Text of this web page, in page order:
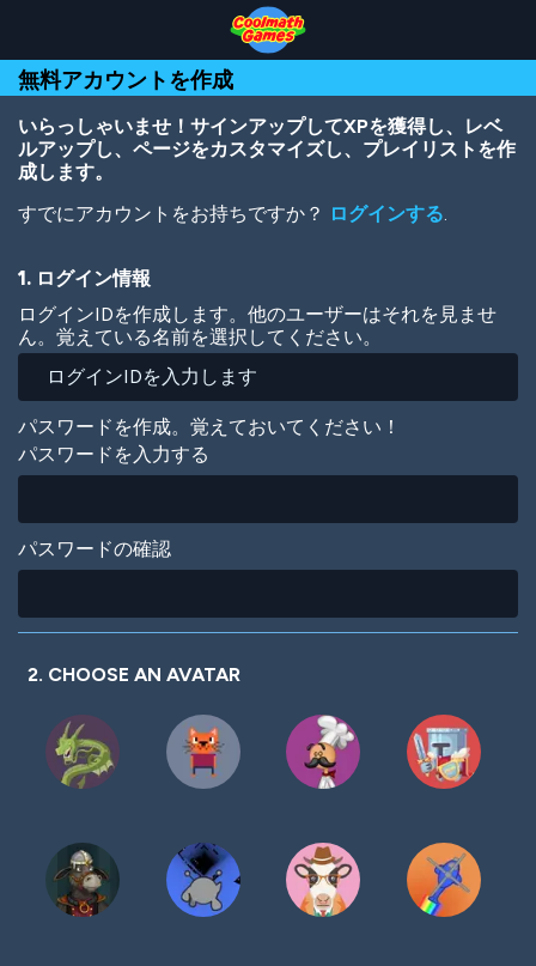
Top
of
Page
Navigation
Main
Content
Footer
ン
コ
ン
移
無料アカウントを作成
いらっしゃいませ！サインアップしてXPを獲得し、レベ
ルアップし、ページをカスタマイズし、プレイリストを作
成します。
すでにアカウントをお持ちですか？ ログインする.
1. ログイン情報
ログインIDを作成します。他のユーザーはそれを見ませ
ん。覚えている名前を選択してください。
パスワードを作成。覚えておいてください！
パスワードを入力する
パスワードの確認
2. CHOOSE AN AVATAR